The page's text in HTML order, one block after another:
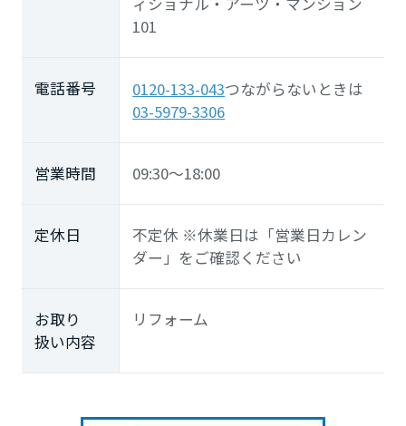
101
電話番号 0120-133-043つながらないときは
03-5979-3306
営業時間 09:30～18:00
定休日
不定休 ※休業日は「営業日カレン
ダー」をご確認ください
お取り
扱い内容
リフォーム